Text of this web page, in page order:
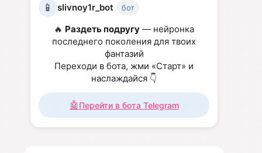
📱 slivnoy1r_bot бот
🔥 Раздеть подругу — нейронка
последнего поколения для твоих
фантазий
Переходи в бота, жми «Старт» и
наслаждайся 👇
🤖 Перейти в бота Telegram